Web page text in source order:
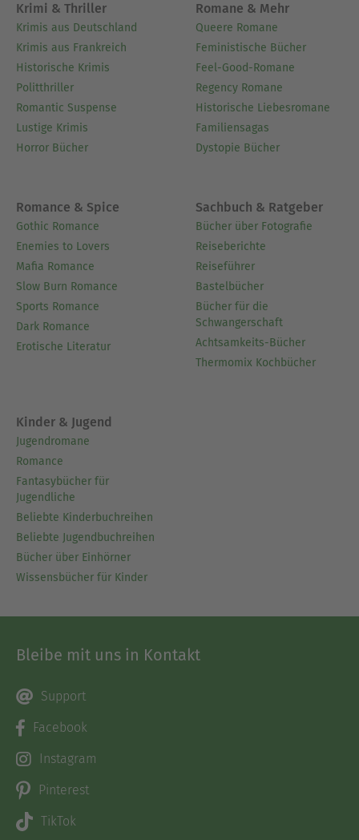
Krimi & Thriller
Krimis aus Deutschland
Krimis aus Frankreich
Historische Krimis
Politthriller
Romantic Suspense
Lustige Krimis
Horror Bücher
Romane & Mehr
Queere Romane
Feministische Bücher
Feel-Good-Romane
Regency Romane
Historische Liebesromane
Familiensagas
Dystopie Bücher
Romance & Spice
Gothic Romance
Enemies to Lovers
Mafia Romance
Slow Burn Romance
Sports Romance
Dark Romance
Erotische Literatur
Sachbuch & Ratgeber
Bücher über Fotografie
Reiseberichte
Reiseführer
Bastelbücher
Bücher für die
Schwangerschaft
Achtsamkeits-Bücher
Thermomix Kochbücher
Kinder & Jugend
Jugendromane
Romance
Fantasybücher für
Jugendliche
Beliebte Kinderbuchreihen
Beliebte Jugendbuchreihen
Bücher über Einhörner
Wissensbücher für Kinder
Bleibe mit uns in Kontakt
Support
Facebook
Instagram
Pinterest
TikTok